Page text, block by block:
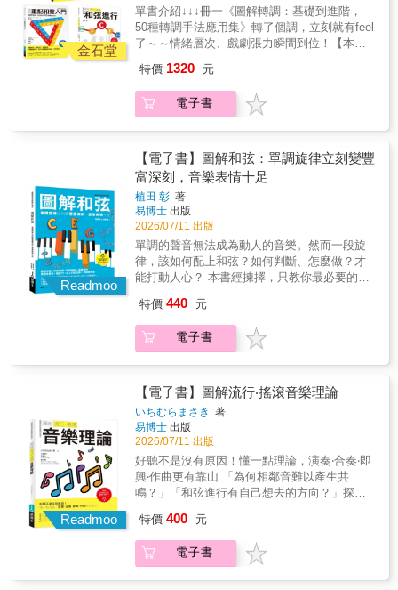
秀設計獎」前身。2015年在經濟部產業發展署
支持下轉型為國家級獎項，成為金點品牌三大
體系之一，亦是設計學子進入職場前的重要
支持，透過企業贊助鼓勵學生以設計回應社會
與環境議題。
Chpater3 中級和弦方法用分數和弦做流暢低音
線、用大調的IIIm製造刺激感、在大調旋律中加
入傷感氛圍、活用調式音階、sus4和弦的有效
FiveChpater4 高級和弦方法增添爵士風味的方
法、在平淡樂句中添加「色彩」、製造活潑跳
躍的節奏、利用和弦進行創造「助奏」、更多
和弦配置技巧
奏練習正確又快速的「調‧音階‧和弦」推算方法
+記憶口訣，學會一輩子都受用日本書評「想搞
懂樂理卻不得其門而入看這本準沒錯！」「內
容深入淺出相當適合初學者閱讀。」
金石堂
單書介紹↓↓↓冊一《圖解轉調：基礎到進階，
50種轉調手法應用集》轉了個調，立刻就有feel
了～～情緒層次、戲劇張力瞬間到位！【本書
行譜+和弦聲位譜表，解析重點特色、時機、效
果及作曲活用方法○創作靈感寶庫：集結流行音
樂常用和弦進行，作曲卡關的救星○只教必要樂
Key=Am示範，僅9小節就掌握一種手法，新手
也易於理解本書精選 50 種好應用的轉調手法，
從基礎的升調、平行轉調到進階的減七和弦、
連續轉調等，示範「自然銜接」、「華麗展
開」、「預告轉折」、「戲劇衝擊」等多種不
同效果，輕鬆譜出故事感。書中的和弦進行範
例，既是學習教材，也是創作靈感寶庫。無論
是想快速掌握轉調、為作品注入新東西，或想
讓曲子更耐聽……本書都將成為你最實用的指
南。★讀者好評認證★「終於搞懂我熟悉的歌
和效果，現在懂了。」「作曲思路被打開了，
非常實用。」「解說簡單易懂，也很適合初學
者。」 冊二《圖解重配和聲入門：基礎到進
技巧╳豐富範例只要調整和弦，就可以讓樂曲
增添情感、閃閃發亮！本書從最基礎的重配和
聲知識開始解說，並且透過50種範例，由淺入
深、循序漸進的帶領讀者熟悉活用，徹底掌握
重配和聲。從連初學者也能立刻學會的簡單實
用技巧到稍微有點複雜的專業技法都一一詳細
說明，以完整的教程帶給讀者全面而具體的概
說明更加好懂，全書範例都以四小節為主，曲
調則定為C大調、A小調。跟著本書做出情感鮮
明的帥氣樂曲，一起輕鬆愉快地踏入重配和聲
特價 1320 元
電子書
Readmoo
【電子書】圖解和弦：單調旋律立刻變豐
富深刻，音樂表情十足
植田 彰 著
易博士 出版
2026/07/11 出版
單調的聲音無法成為動人的音樂。然而一段旋
律，該如何配上和弦？如何判斷、怎麼做？才
能打動人心？ 本書經揀擇，只教你最必要的、
判斷準則，並透過習題讓你熟練關鍵要領，有
效學會為旋律配上和弦的方法。本書在譜例中
融入了經典方法和名曲的特色手法，讓學習者
色的竅門。是一本從基礎打造起，至活用高明
手法，全覽和弦領域的入門操作指引。本書特
色●「找出旋律調性→推算使用的和弦→套上終
止式→完成！」好懂好操作！●從基礎觀念→經
典和弦進行→特色效果技巧，依據需求使用，
輕鬆好上手！●經典及名曲技法+譜例圖解+音
樂識聽，深入而淺出，學習質量最優質有效率●
時髦帥氣、高漲刺激、神聖、傷感、藍調憂
鬱……特色氛圍營造一次就學會 跟著本書內
音樂知識，如音程、節奏、拍子、調；認識基
本和弦：大和弦與小和弦，減三和弦、增三和
弦、轉位；七和弦。Chpater1 和弦基礎知識調
特價 440 元
電子書
Readmoo
【電子書】圖解流行‧搖滾音樂理論
いちむらまさき 著
易博士 出版
2026/07/11 出版
好聽不是沒有原因！懂一點理論，演奏‧合奏‧即
興‧作曲更有靠山 「為何相鄰音難以產生共
鳴？」「和弦進行有自己想去的方向？」探索
論書絕對是音樂人不可或缺的摯友，在需要
時，拉你一把。本書以具體例子＋鋼琴‧吉他音
樂示範，說明流行音樂‧搖滾音樂範疇的理論，
特價 400 元
電子書